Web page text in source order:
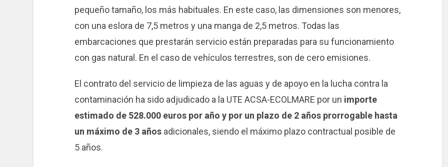
pequeño tamaño, los más habituales. En este caso, las dimensiones son menores,
con una eslora de 7,5 metros y una manga de 2,5 metros. Todas las
embarcaciones que prestarán servicio están preparadas para su funcionamiento
con gas natural. En el caso de vehículos terrestres, son de cero emisiones.
El contrato del servicio de limpieza de las aguas y de apoyo en la lucha contra la
contaminación ha sido adjudicado a la UTE ACSA-ECOLMARE por un importe
estimado de 528.000 euros por año y por un plazo de 2 años prorrogable hasta
un máximo de 3 añosadicionales, siendo el máximo plazo contractual posible de
5 años.